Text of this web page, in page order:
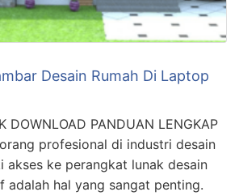
Desain Rumah Di Laptop
DOWNLOAD PANDUAN LENGKAP
profesional di industri desain
akses ke perangkat lunak desain
adalah hal yang sangat penting.